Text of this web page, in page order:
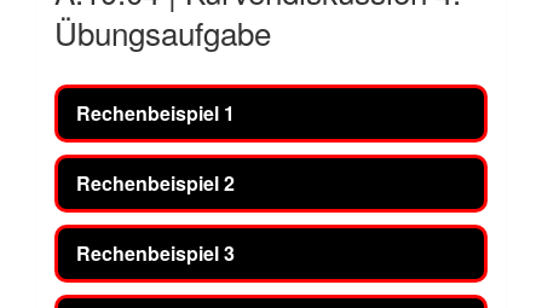
Übungsaufgabe
Rechenbeispiel 1
Rechenbeispiel 2
Rechenbeispiel 3